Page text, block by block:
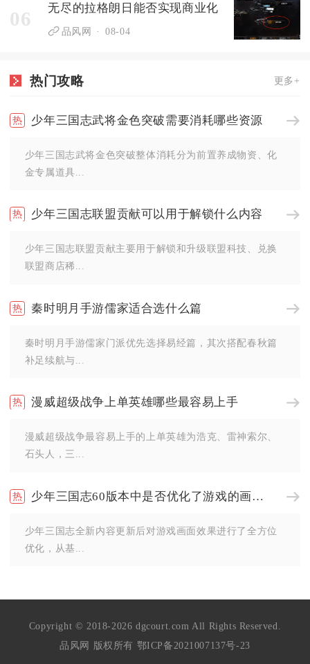
06 无尽的拉格朗日能否实现商业化
品风网 08-04
热门攻略 更多+
少年三国志武将金色突破需要消耗哪些资源
少年三国志武将金色突破整体消耗分为前置养成物资、化
金专属道具...
少年三国志联盟贡献可以用于解锁什么内容
少年三国志联盟贡献主要用于解锁和升级联盟科技、兑换
联盟商店稀...
秦时明月手游儒家适合选什么篇
秦时明月手游儒家门派优先选择易经篇，其次搭配春秋篇
补足续航与...
漫威超级战争上单英雄哪些最容易上手
漫威超级战争最容易上手的上单英雄为浩克、雷神索尔、
石头人，三...
少年三国志60版本中是否优化了游戏的画面效果
少年三国志全新内容更新后对游戏画面效果进行了全方位
优化，从基...
Copyright © 2018-2026 dgcourt.com All Rights Reserved.
品风网 版权所有 鄂ICP备2021007137号-23